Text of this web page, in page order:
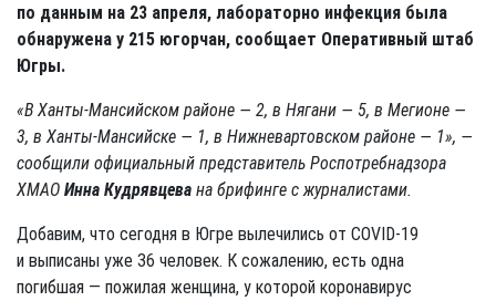
по данным на 23 апреля, лабораторно инфекция была
обнаружена у 215 югорчан, сообщает Оперативный штаб
Югры.
«В Ханты-Мансийском районе — 2, в Нягани — 5, в Мегионе —
3, в Ханты-Мансийске — 1, в Нижневартовском районе — 1», —
сообщили официальный представитель Роспотребнадзора
ХМАО Инна Кудрявцева на брифинге с журналистами.
Добавим, что сегодня в Югре вылечились от COVID-19
и выписаны уже 36 человек. К сожалению, есть одна
погибшая — пожилая женщина, у которой коронавирус